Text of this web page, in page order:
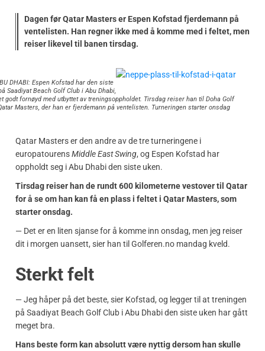
Dagen før Qatar Masters er Espen Kofstad fjerdemann på
ventelisten. Han regner ikke med å komme med i feltet, men
reiser likevel til banen tirsdag.
DHABI: Espen Kofstad har den siste
Saadiyat Beach Golf Club i Abu Dhabi,
godt fornøyd med utbyttet av treningsoppholdet. Tirsdag reiser han til Doha Golf
Masters, der han er fjerdemann på ventelisten. Turneringen starter onsdag
Qatar Masters er den andre av de tre turneringene i
europatourensMiddle East Swing, og Espen Kofstad har
oppholdt seg i Abu Dhabi den siste uken.
Tirsdag reiser han de rundt 600 kilometerne vestover til Qatar
for å se om han kan få en plass i feltet i Qatar Masters, som
starter onsdag.
— Det er en liten sjanse for å komme inn onsdag, men jeg reiser
dit i morgen uansett, sier han til Golferen.no mandag kveld.
Sterkt felt
— Jeg håper på det beste, sier Kofstad, og legger til at treningen
på Saadiyat Beach Golf Club i Abu Dhabi den siste uken har gått
meget bra.
Hans beste form kan absolutt være nyttig dersom han skulle